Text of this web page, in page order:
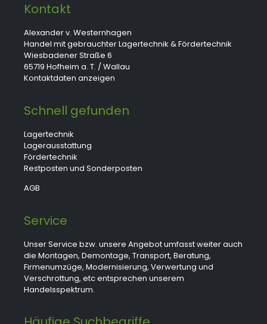
Kontakt
Alexander v. Westernhagen
Handel mit gebrauchter Lagertechnik & Fördertechnik
Wiesbadener Straße 6
65719 Hofheim a. T. / Wallau
Kontaktdaten anzeigen
Schnell gefunden
Lagertechnik
Lagerausstattung
Fördertechnik
Restposten und Sonderposten
AGB
Service
Unser Service bzw. unsere Angebot umfasst weiter auch
die Montagen, Demontage, Transport, Beratung,
Firmenumzüge, Modernisierung, Verwertung und
Verschrottung, etc entsprechen unserem
Handelsspektrum.